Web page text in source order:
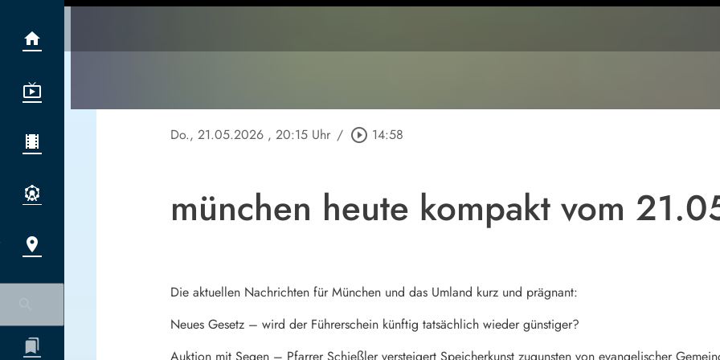
Do., 21.05.2026 , 20:15 Uhr / play_circle_outline 14:58
münchen heute kompakt vom
Die aktuellen Nachrichten für München und das Umland kurz und prägnant:
Neues Gesetz – wird der Führerschein künftig tatsächlich wieder günstiger?